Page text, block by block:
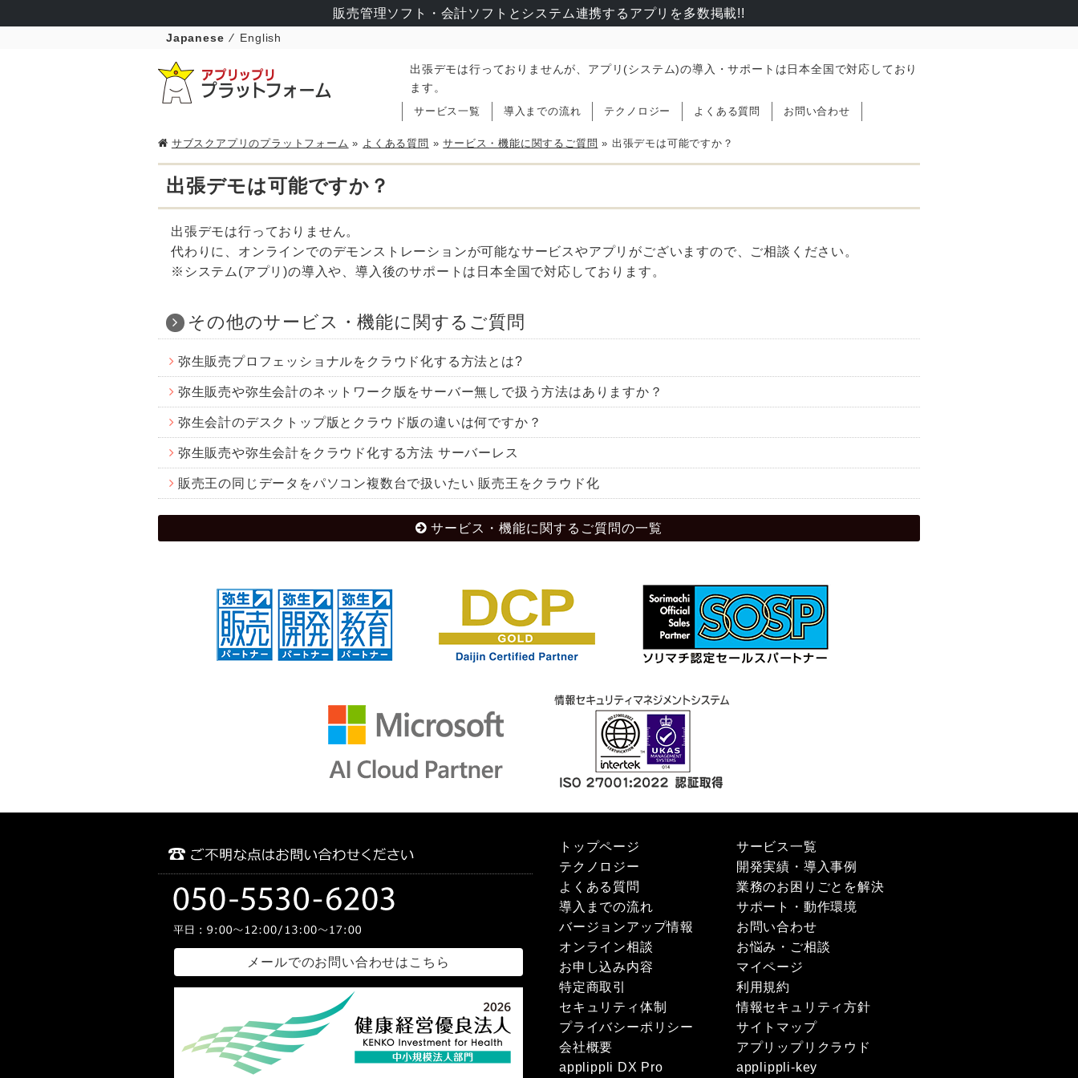
販売管理ソフト・会計ソフトとシステム連携するアプリを多数掲載!!
Japanese English
出張デモは行っておりませんが、アプリ(システム)の導入・サポートは日本全国で対応しており
ます。
サービス一覧 導入までの流れ テクノロジー よくある質問 お問い合わせ
サブスクアプリのプラットフォーム » よくある質問 »サービス・機能に関するご質問 » 出張デモは可能ですか？
出張デモは可能ですか？
出張デモは行っておりません。
代わりに、オンラインでのデモンストレーションが可能なサービスやアプリがございますので、ご相談ください。
※システム(アプリ)の導入や、導入後のサポートは日本全国で対応しております。
その他のサービス・機能に関するご質問
弥生販売プロフェッショナルをクラウド化する方法とは?
弥生販売や弥生会計のネットワーク版をサーバー無しで扱う方法はありますか？
弥生会計のデスクトップ版とクラウド版の違いは何ですか？
弥生販売や弥生会計をクラウド化する方法 サーバーレス
販売王の同じデータをパソコン複数台で扱いたい 販売王をクラウド化
サービス・機能に関するご質問の一覧
メールでのお問い合わせはこちら
トップページ
サービス一覧
テクノロジー
開発実績・導入事例
よくある質問
業務のお困りごとを解決
導入までの流れ
サポート・動作環境
バージョンアップ情報
お問い合わせ
オンライン相談
お悩み・ご相談
お申し込み内容
マイページ
特定商取引
利用規約
セキュリティ体制
情報セキュリティ方針
プライバシーポリシー
サイトマップ
会社概要
アプリップリクラウド
applippli DX Pro
applippli-key